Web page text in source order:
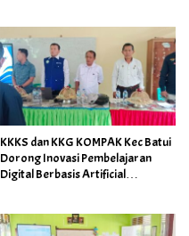
KKKS dan KKG KOMPAK Kec Batui
Dorong Inovasi Pembelajaran
Digital Berbasis Artificial